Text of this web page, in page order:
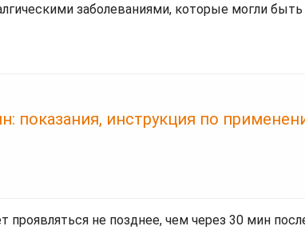
заболеваниями, которые могли
показания, инструкция по
не позднее, чем через 30 мин